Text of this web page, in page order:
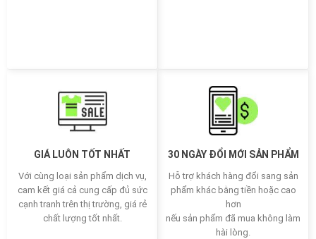
GIÁ LUÔN TỐT NHẤT
Với cùng loại sản phẩm dịch vụ,
cam kết giá cả cung cấp đủ sức
cạnh tranh trên thị trường, giá rẻ
chất lượng tốt nhất.
30 NGÀY ĐỔI MỚI SẢN PHẨM
Hỗ trợ khách hàng đổi sang sản
phẩm khác bằng tiền hoặc cao
hơn
nếu sản phẩm đã mua không làm
hài lòng.